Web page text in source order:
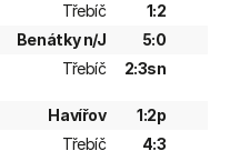
Třebíč
1:2
Benátky n/J
5:0
Třebíč 2:3sn
Havířov
1:2p
Třebíč
4:3